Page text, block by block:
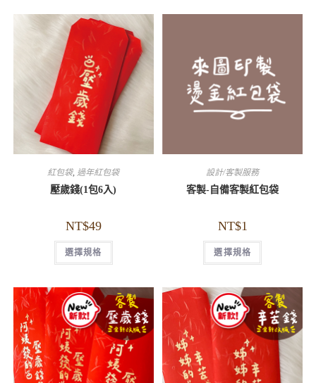
紅包袋, 過年紅包袋
壓歲錢(1包6入)
NT$49
選擇規格
設計/客製服務
客製-自備客製紅包袋
NT$1
選擇規格